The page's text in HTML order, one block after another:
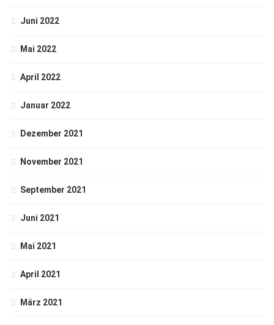
Juni 2022
Mai 2022
April 2022
Januar 2022
Dezember 2021
November 2021
September 2021
Juni 2021
Mai 2021
April 2021
März 2021